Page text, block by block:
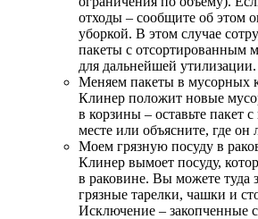
отходы – сообщите об этом
уборкой. В этом случае
пакеты с отсортированным
для дальнейшей утилизации.
Меняем пакеты в мусорных
Клинер положит новые
в корзины – оставьте пакет
месте или объясните, где он
Моем грязную посуду в
Клинер вымоет посуду,
в раковине. Вы можете туда
грязные тарелки, чашки и
Исключение – закопченные